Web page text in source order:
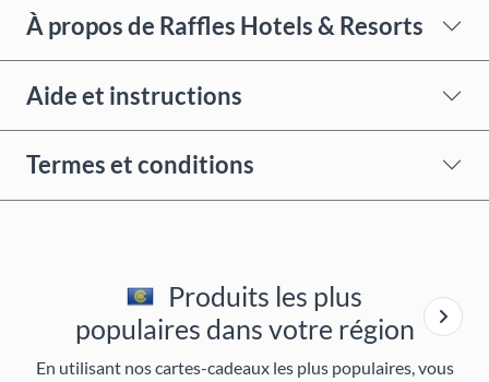
À propos de Raffles Hotels & Resorts
Aide et instructions
Termes et conditions
Produits les plus
populaires dans votre région
En utilisant nos cartes-cadeaux les plus populaires, vous